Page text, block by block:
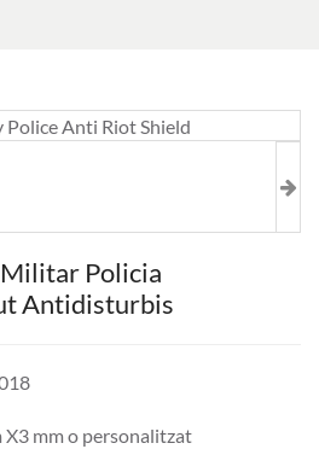
Policia
Antidisturbis
X3 mm o personalitzat